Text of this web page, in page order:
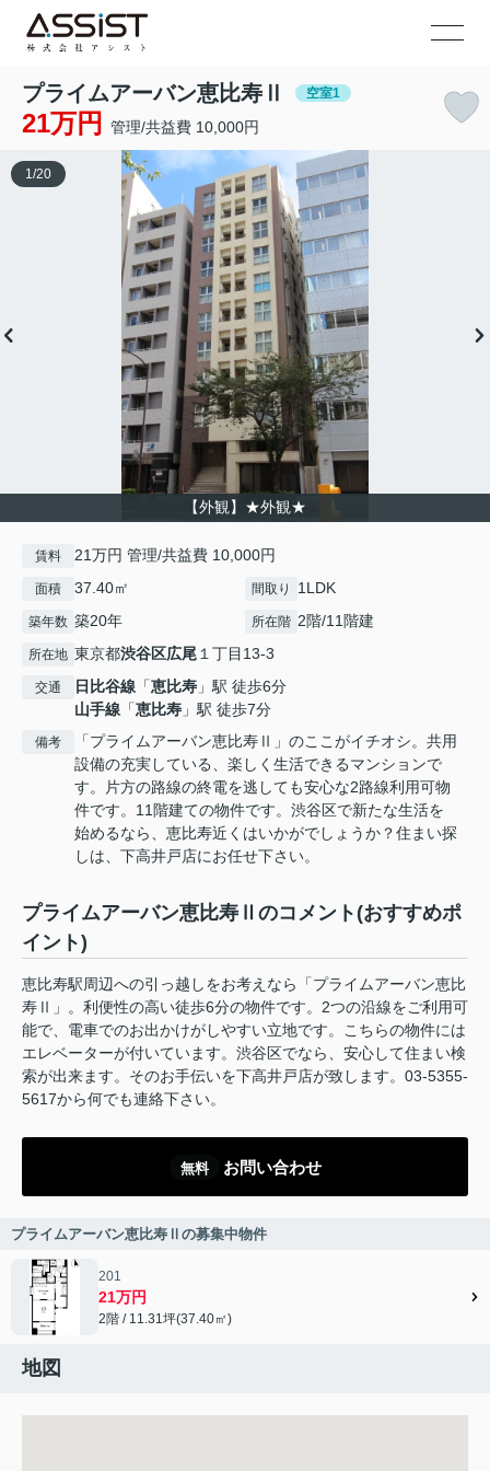
プライムアーバン恵比寿Ⅱ 空室1
21万円 管理/共益費 10,000円
【外観】★外観★
1 /20
賃料 21万円 管理/共益費 10,000円
面積 37.40㎡ 間取り 1LDK
築年数 築20年 所在階 2階/11階建
所在地 東京都渋谷区広尾 １丁目13-3
交通 日比谷線 「恵比寿 」駅 徒歩6分
山手線 「恵比寿 」駅 徒歩7分
備考
「プライムアーバン恵比寿Ⅱ」のここがイチオシ。共用
設備の充実している、楽しく生活できるマンションで
す。片方の路線の終電を逃しても安心な2路線利用可物
件です。11階建ての物件です。渋谷区で新たな生活を
始めるなら、恵比寿近くはいかがでしょうか？住まい探
しは、下高井戸店にお任せ下さい。
プライムアーバン恵比寿Ⅱのコメント(おすすめポ
イント)
恵比寿駅周辺への引っ越しをお考えなら「プライムアーバン恵比
寿Ⅱ」。利便性の高い徒歩6分の物件です。2つの沿線をご利用可
能で、電車でのお出かけがしやすい立地です。こちらの物件には
エレベーターが付いています。渋谷区でなら、安心して住まい検
索が出来ます。そのお手伝いを下高井戸店が致します。03-5355-
5617から何でも連絡下さい。
無料 お問い合わせ
プライムアーバン恵比寿Ⅱの募集中物件
201
21万円
2階 / 11.31坪(37.40㎡)
地図